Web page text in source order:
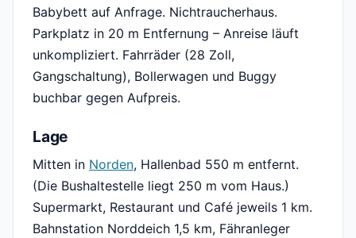
Babybett auf Anfrage. Nichtraucherhaus.
Parkplatz in 20 m Entfernung – Anreise läuft
unkompliziert. Fahrräder (28 Zoll,
Gangschaltung), Bollerwagen und Buggy
buchbar gegen Aufpreis.
Lage
Mitten in Norden, Hallenbad 550 m entfernt.
(Die Bushaltestelle liegt 250 m vom Haus.)
Supermarkt, Restaurant und Café jeweils 1 km.
Bahnstation Norddeich 1,5 km, Fähranleger